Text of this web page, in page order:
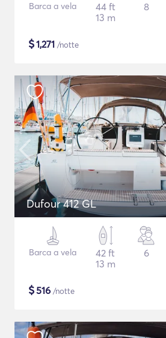
Barca a vela
44 ft
13 m
8
$1,271 /notte
Dufour 412 GL
Barca a vela
42 ft
13 m
6
$516 /notte